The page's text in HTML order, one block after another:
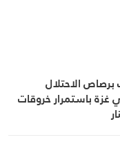
الاحتلال
غزة باستمرار خروقات